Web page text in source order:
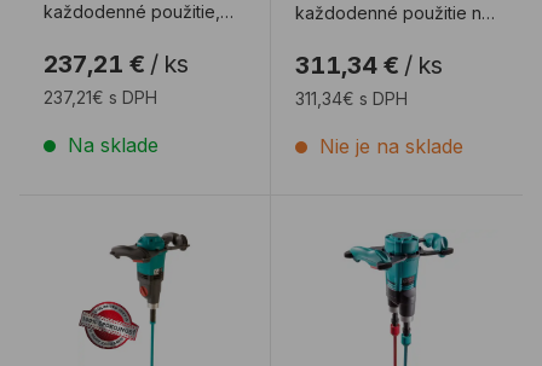
každodenné použitie,
2 vriec naraz. Výkonný
moto ...
237,21 € / ks
237,21€ s DPH
Na sklade
každodenné použitie na
všetkých druhov, ...
311,34 € / ks
311,34€ s DPH
Nie je na sklade
Ručné miešadlo COLLOMIX Xo 4 RRučné miešadlo